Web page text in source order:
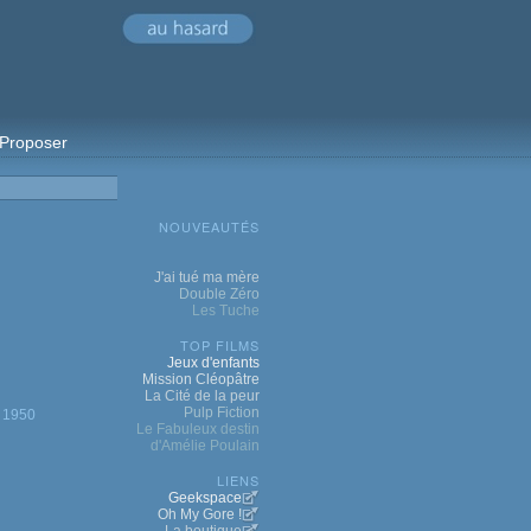
Proposer
1950
NOUVEAUTÉS
J'ai tué ma mère
Double Zéro
Les Tuche
TOP FILMS
Jeux d'enfants
Mission Cléopâtre
La Cité de la peur
Pulp Fiction
Le Fabuleux destin
d'Amélie Poulain
LIENS
Geekspace
Oh My Gore !